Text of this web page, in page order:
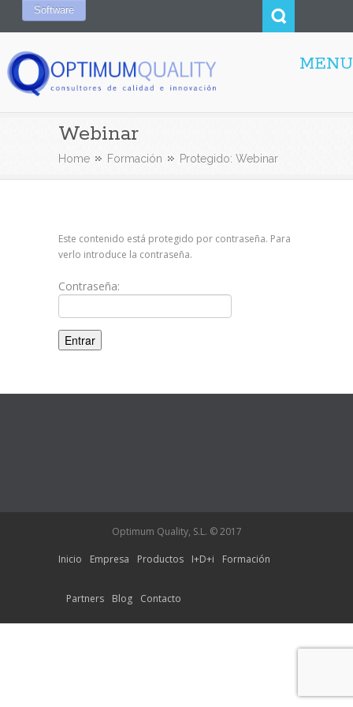
Software
MENU
Webinar
Home Formación Protegido: Webinar
Este contenido está protegido por contraseña. Para
verlo introduce la contraseña.
Contraseña:
Optimum Quality, S.L. © 2017
Inicio Empresa Productos I+D+i Formación
Partners Blog Contacto